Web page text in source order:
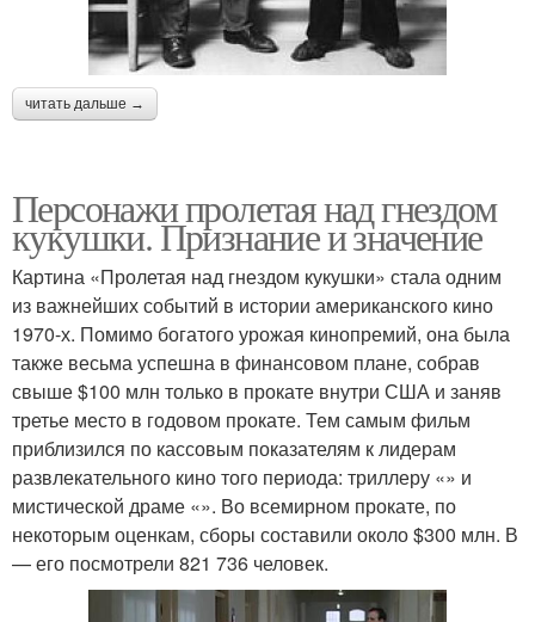
читать дальше →
Персонажи пролетая над гнездом
кукушки. Признание и значение
Картина «Пролетая над гнездом кукушки» стала одним
из важнейших событий в истории американского кино
1970-х. Помимо богатого урожая кинопремий, она была
также весьма успешна в финансовом плане, собрав
свыше $100 млн только в прокате внутри США и заняв
третье место в годовом прокате. Тем самым фильм
приблизился по кассовым показателям к лидерам
развлекательного кино того периода: триллеру «» и
мистической драме «». Во всемирном прокате, по
некоторым оценкам, сборы составили около $300 млн. В
— его посмотрели 821 736 человек.